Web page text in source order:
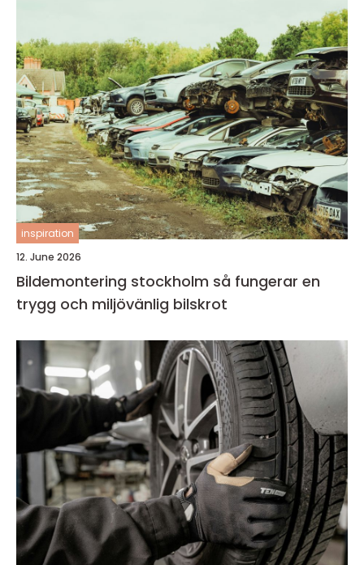
inspiration
12. June 2026
Bildemontering stockholm så fungerar en
trygg och miljövänlig bilskrot